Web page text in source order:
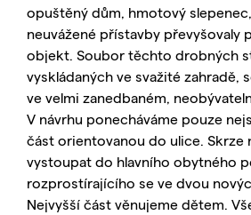
opuštěný dům, hmotový
neuvážené přístavby převyšovaly
objekt. Soubor těchto drobných
vyskládaných ve svažité zahradě,
ve velmi zanedbaném,
V návrhu ponecháváme pouze
část orientovanou do ulice. Skrze
vystoupat do hlavního obytného
rozprostírajícího se ve dvou
Nejvyšší část věnujeme dětem.